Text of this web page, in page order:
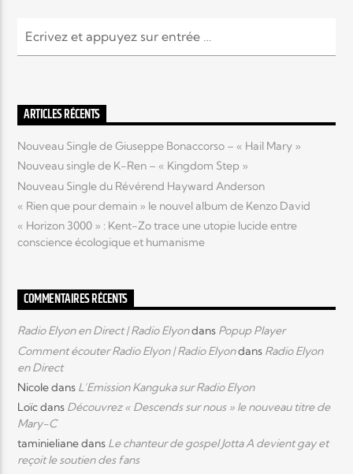
Elyon Hits
Elyon Live
Elyon Kids
ARTICLES RÉCENTS
Nouveau Single de Giuseppe Bonaccorso – « Hail Mary »
Nouveau single de K-Ren – « Kingdom Step »
Nouveau Single du Révérend Hayward Anderson
« Rien que pour demain » le nouvel album de Kenzo David
« Horizon 3000 » : Kent-Zo trace une utopie lucide entre
conscience écologique et humanisme
COMMENTAIRES RÉCENTS
Radio Elyon en Direct | Radio Elyondans Popup Player
Comment écouter Radio Elyon | Radio Elyondans Radio Elyon
en Direct
Nicoledans L’Emission Kanguka sur Radio Elyon
Loïcdans Découvrez « Descends sur nous » le nouveau titre de
Mary-C
taminielianedans Le chanteur de gospel Jotta A devient gay et
reçoit le soutien des fans